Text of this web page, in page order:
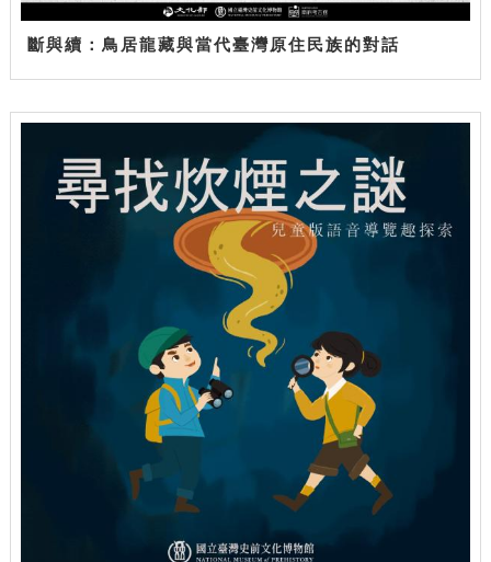
斷與續：鳥居龍藏與當代臺灣原住民族的對話